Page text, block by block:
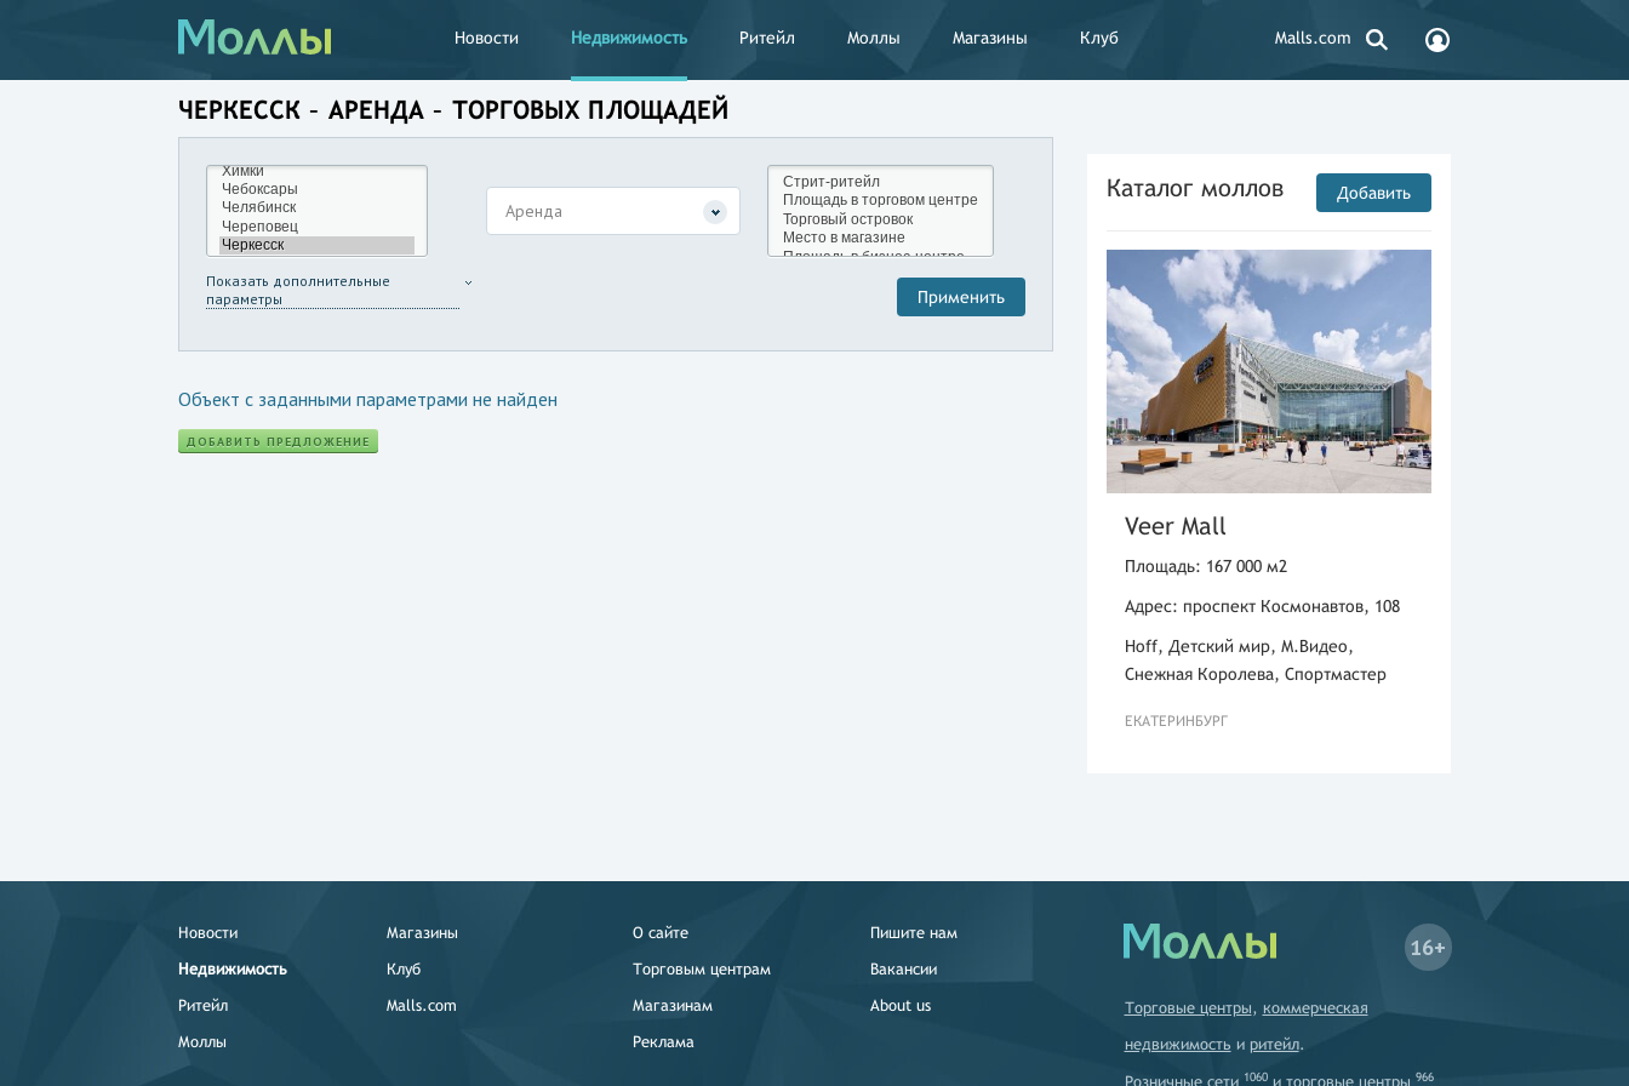
Новости Недвижимость Ритейл Моллы Магазины Клуб Malls.com
ЧЕРКЕССК – АРЕНДА – ТОРГОВЫХ ПЛОЩАДЕЙ
Аренда
Показать дополнительные
параметры
Объект с заданными параметрами не найден
ДОБАВИТЬ ПРЕДЛОЖЕНИЕ
Каталог моллов Добавить
Veer Mall
Площадь: 167 000 м2
Адрес: проспект Космонавтов, 108
Hoff, Детский мир, М.Видео,
Снежная Королева, Спортмастер
ЕКАТЕРИНБУРГ
Новости
Недвижимость
Ритейл
Моллы
Магазины
Клуб
Malls.com
О сайте
Торговым центрам
Магазинам
Реклама
Пишите нам
Вакансии
About us
16+
Торговые центры, коммерческая
недвижимость и ритейл.
1060 966